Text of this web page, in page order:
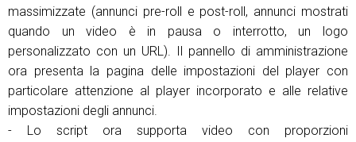
massimizzate (annunci pre-roll e post-roll, annunci mostrati
quando un video è in pausa o interrotto, un logo
personalizzato con un URL). Il pannello di amministrazione
ora presenta la pagina delle impostazioni del player con
particolare attenzione al player incorporato e alle relative
impostazioni degli annunci.
- Lo script ora supporta video con proporzioni